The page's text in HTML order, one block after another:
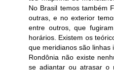
No Brasil temos também
outras, e no exterior
entre outros, que
horários. Existem os
que meridianos são linhas
Rondônia não existe
se adiantar ou atrasar o